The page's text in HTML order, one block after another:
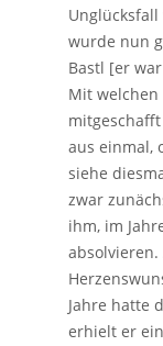
wurde nun
Bastl [er
Mit
aus einmal,
siehe
zwar
ihm, im
Jahre hatte
erhielt er